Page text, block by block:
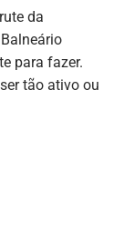
da
para fazer.
tão ativo ou